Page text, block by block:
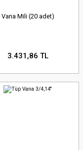
Vana Mili (20 adet)
3.431,86 TL